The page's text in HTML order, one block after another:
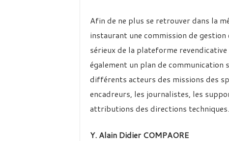
Afin de ne plus se retrouver dans la
instaurant une commission de
sérieux de la plateforme
également un plan de communication
différents acteurs des missions des
encadreurs, les journalistes, les
attributions des directions techniques.
Y. Alain Didier COMPAORE